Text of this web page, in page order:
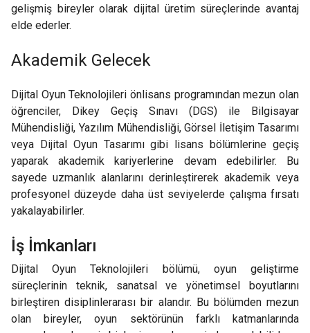
gelişmiş bireyler olarak dijital üretim süreçlerinde avantaj
elde ederler.
Akademik Gelecek
Dijital Oyun Teknolojileri önlisans programından mezun olan
öğrenciler, Dikey Geçiş Sınavı (DGS) ile Bilgisayar
Mühendisliği, Yazılım Mühendisliği, Görsel İletişim Tasarımı
veya Dijital Oyun Tasarımı gibi lisans bölümlerine geçiş
yaparak akademik kariyerlerine devam edebilirler. Bu
sayede uzmanlık alanlarını derinleştirerek akademik veya
profesyonel düzeyde daha üst seviyelerde çalışma fırsatı
yakalayabilirler.
İş İmkanları
Dijital Oyun Teknolojileri bölümü, oyun geliştirme
süreçlerinin teknik, sanatsal ve yönetimsel boyutlarını
birleştiren disiplinlerarası bir alandır. Bu bölümden mezun
olan bireyler, oyun sektörünün farklı katmanlarında